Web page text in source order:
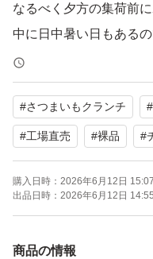
なるべく夕方の集荷前
中に日中暑い日もある
解の上お願いします。
厚みがギリギリのため
になります。
アウトレット品ですが
あります。
在庫状況や賞味期限等
#さつまいもクランチ #
#工場直売 #裸品 #
購入日時： 2026年6月12日 15:07
出品日時： 2026年6月12日 14:55
商品の情報